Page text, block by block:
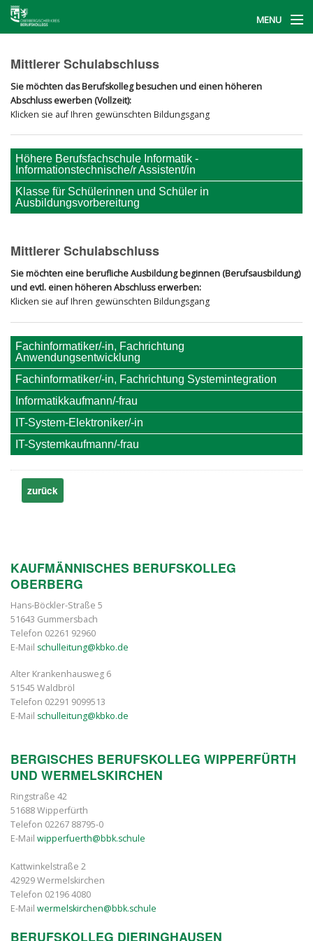
MENU
Berufskollegs
BerufsFinder
Kontakt
Mittlerer Schulabschluss
Sie möchten das Berufskolleg besuchen und einen höheren
Abschluss ewerben (Vollzeit):
Klicken sie auf Ihren gewünschten Bildungsgang
Höhere Berufsfachschule Informatik -
Informationstechnische/r Assistent/in
Klasse für Schülerinnen und Schüler in
Ausbildungsvorbereitung
Mittlerer Schulabschluss
Sie möchten eine berufliche Ausbildung beginnen (Berufsausbildung)
und evtl. einen höheren Abschluss erwerben:
Klicken sie auf Ihren gewünschten Bildungsgang
Fachinformatiker/-in, Fachrichtung
Anwendungsentwicklung
Fachinformatiker/-in, Fachrichtung Systemintegration
Informatikkaufmann/-frau
IT-System-Elektroniker/-in
IT-Systemkaufmann/-frau
zurück
KAUFMÄNNISCHES BERUFSKOLLEG
OBERBERG
Hans-Böckler-Straße 5
51643 Gummersbach
Telefon 02261 92960
E-Mail schulleitung@kbko.de
Alter Krankenhausweg 6
51545 Waldbröl
Telefon 02291 9099513
E-Mail schulleitung@kbko.de
BERGISCHES BERUFSKOLLEG WIPPERFÜRTH
UND WERMELSKIRCHEN
Ringstraße 42
51688 Wipperfürth
Telefon 02267 88795-0
E-Mail wipperfuerth@bbk.schule
Kattwinkelstraße 2
42929 Wermelskirchen
Telefon 02196 4080
E-Mail wermelskirchen@bbk.schule
BERUFSKOLLEG DIERINGHAUSEN